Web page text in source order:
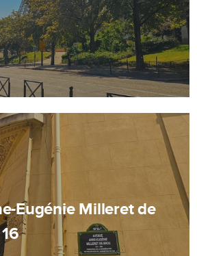
Eugénie Milleret de